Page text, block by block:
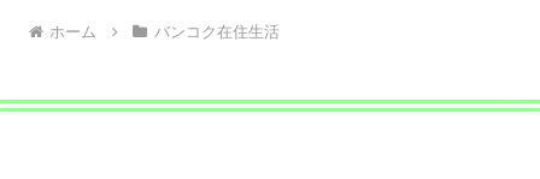
ホーム バンコク在住生活